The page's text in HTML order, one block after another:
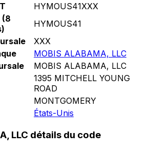
HYMOUS41XXX
(8
HYMOUS41
XXX
MOBIS ALABAMA, LLC
MOBIS ALABAMA, LLC
1395 MITCHELL YOUNG
ROAD
MONTGOMERY
États-Unis
LLC détails du code